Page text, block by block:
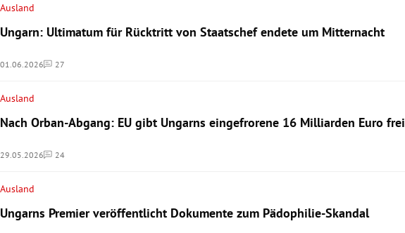
Ausland
Ungarn: Ultimatum für Rücktritt von Staatschef endete um Mitternacht
01.06.2026 27
Kommentare
Ausland
Nach Orban-Abgang: EU gibt Ungarns eingefrorene 16 Milliarden Euro frei
29.05.2026 24
Kommentare
Ausland
Ungarns Premier veröffentlicht Dokumente zum Pädophilie-Skandal